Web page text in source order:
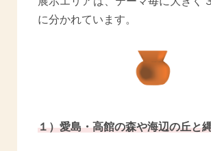
に分かれています。
１）愛島・高館の森や海辺の丘と